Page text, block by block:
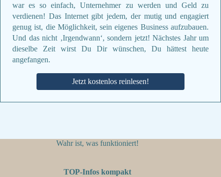
war es so einfach, Unternehmer zu werden und Geld zu
verdienen! Das Internet gibt jedem, der mutig und engagiert
genug ist, die Möglichkeit, sein eigenes Business aufzubauen.
Und das nicht ‚Irgendwann‘, sondern jetzt! Nächstes Jahr um
dieselbe Zeit wirst Du Dir wünschen, Du hättest heute
angefangen.
Jetzt kostenlos reinlesen!
Wahr ist, was funktioniert!
TOP-Infos kompakt